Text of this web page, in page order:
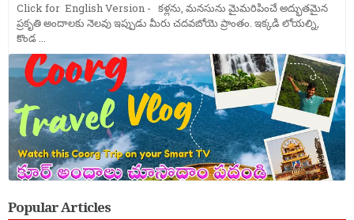
Click for English Version - కళ్లను, మనసును మైమరిపించే అద్భుతమైన
ప్రకృతి అందాలకు నెలవు ఇప్పుడు మీరు చదవబోయె ప్రాంతం. ఇక్కడి లోయల్ని,
కొండ ...
Popular Articles